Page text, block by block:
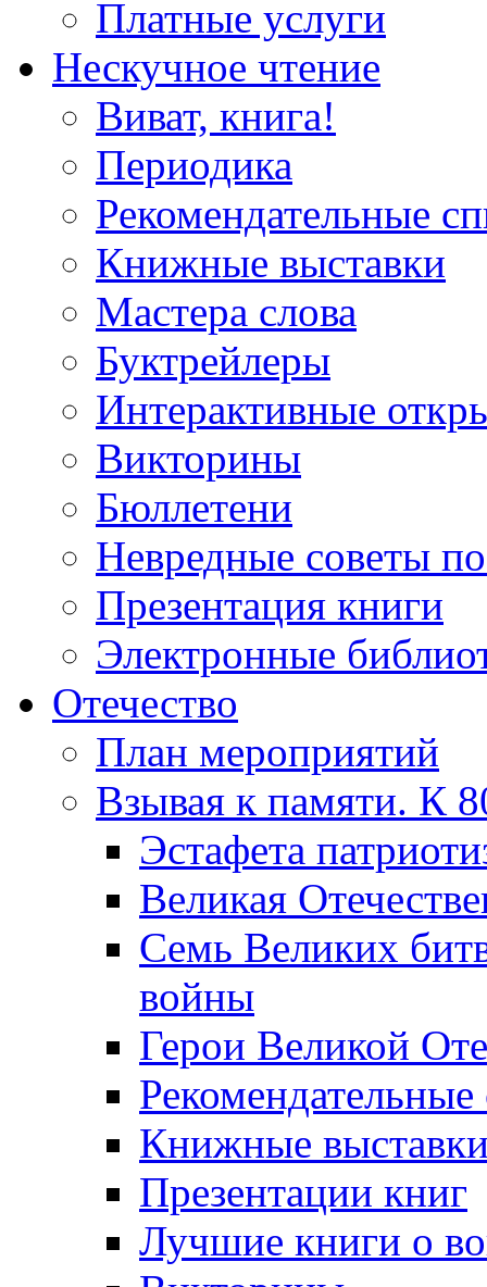
Платные услуги
Нескучное чтение
Виват, книга!
Периодика
Рекомендательные
Книжные выставки
Мастера слова
Буктрейлеры
Интерактивные
Викторины
Бюллетени
Невредные советы
Презентация книги
Электронные
Отечество
План мероприятий
Взывая к памяти. К
Эcтафета
Великая
Семь Великих
войны
Герои Великой
Рекомендательные
Книжные
Презентации книг
Лучшие книги о